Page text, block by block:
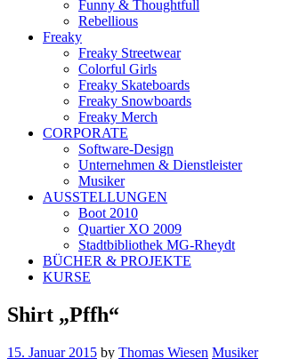
Funny & Thoughtfull
Rebellious
Freaky
Freaky Streetwear
Colorful Girls
Freaky Skateboards
Freaky Snowboards
Freaky Merch
CORPORATE
Software-Design
Unternehmen & Dienstleister
Musiker
AUSSTELLUNGEN
Boot 2010
Quartier XO 2009
Stadtbibliothek MG-Rheydt
BÜCHER & PROJEKTE
KURSE
Shirt „Pffh“
15. Januar 2015 by Thomas Wiesen Musiker